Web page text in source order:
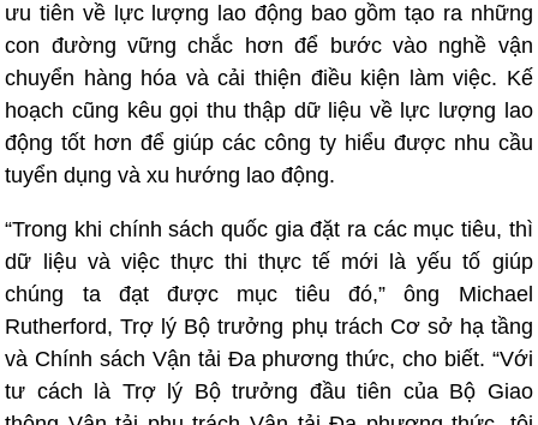
ưu tiên về lực lượng lao động bao gồm tạo ra những
con đường vững chắc hơn để bước vào nghề vận
chuyển hàng hóa và cải thiện điều kiện làm việc. Kế
hoạch cũng kêu gọi thu thập dữ liệu về lực lượng lao
động tốt hơn để giúp các công ty hiểu được nhu cầu
tuyển dụng và xu hướng lao động.
“Trong khi chính sách quốc gia đặt ra các mục tiêu, thì
dữ liệu và việc thực thi thực tế mới là yếu tố giúp
chúng ta đạt được mục tiêu đó,” ông Michael
Rutherford, Trợ lý Bộ trưởng phụ trách Cơ sở hạ tầng
và Chính sách Vận tải Đa phương thức, cho biết. “Với
tư cách là Trợ lý Bộ trưởng đầu tiên của Bộ Giao